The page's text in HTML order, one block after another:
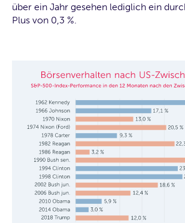
über ein Jahr gesehen lediglich ein
Plus von 0,3 %.